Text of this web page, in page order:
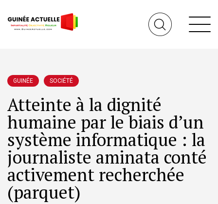
GUINÉE SOCIÉTÉ
Atteinte à la dignité
humaine par le biais d’un
système informatique : la
journaliste aminata conté
activement recherchée
(parquet)